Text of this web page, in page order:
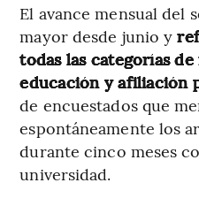
El avance mensual del
mayor desde junio y
todas las categorías
educación y afiliación
de encuestados que
espontáneamente los
durante cinco meses
universidad.